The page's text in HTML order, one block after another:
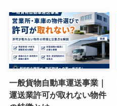
一般貨物自動車運送事業｜
運送業許可が取れない物件